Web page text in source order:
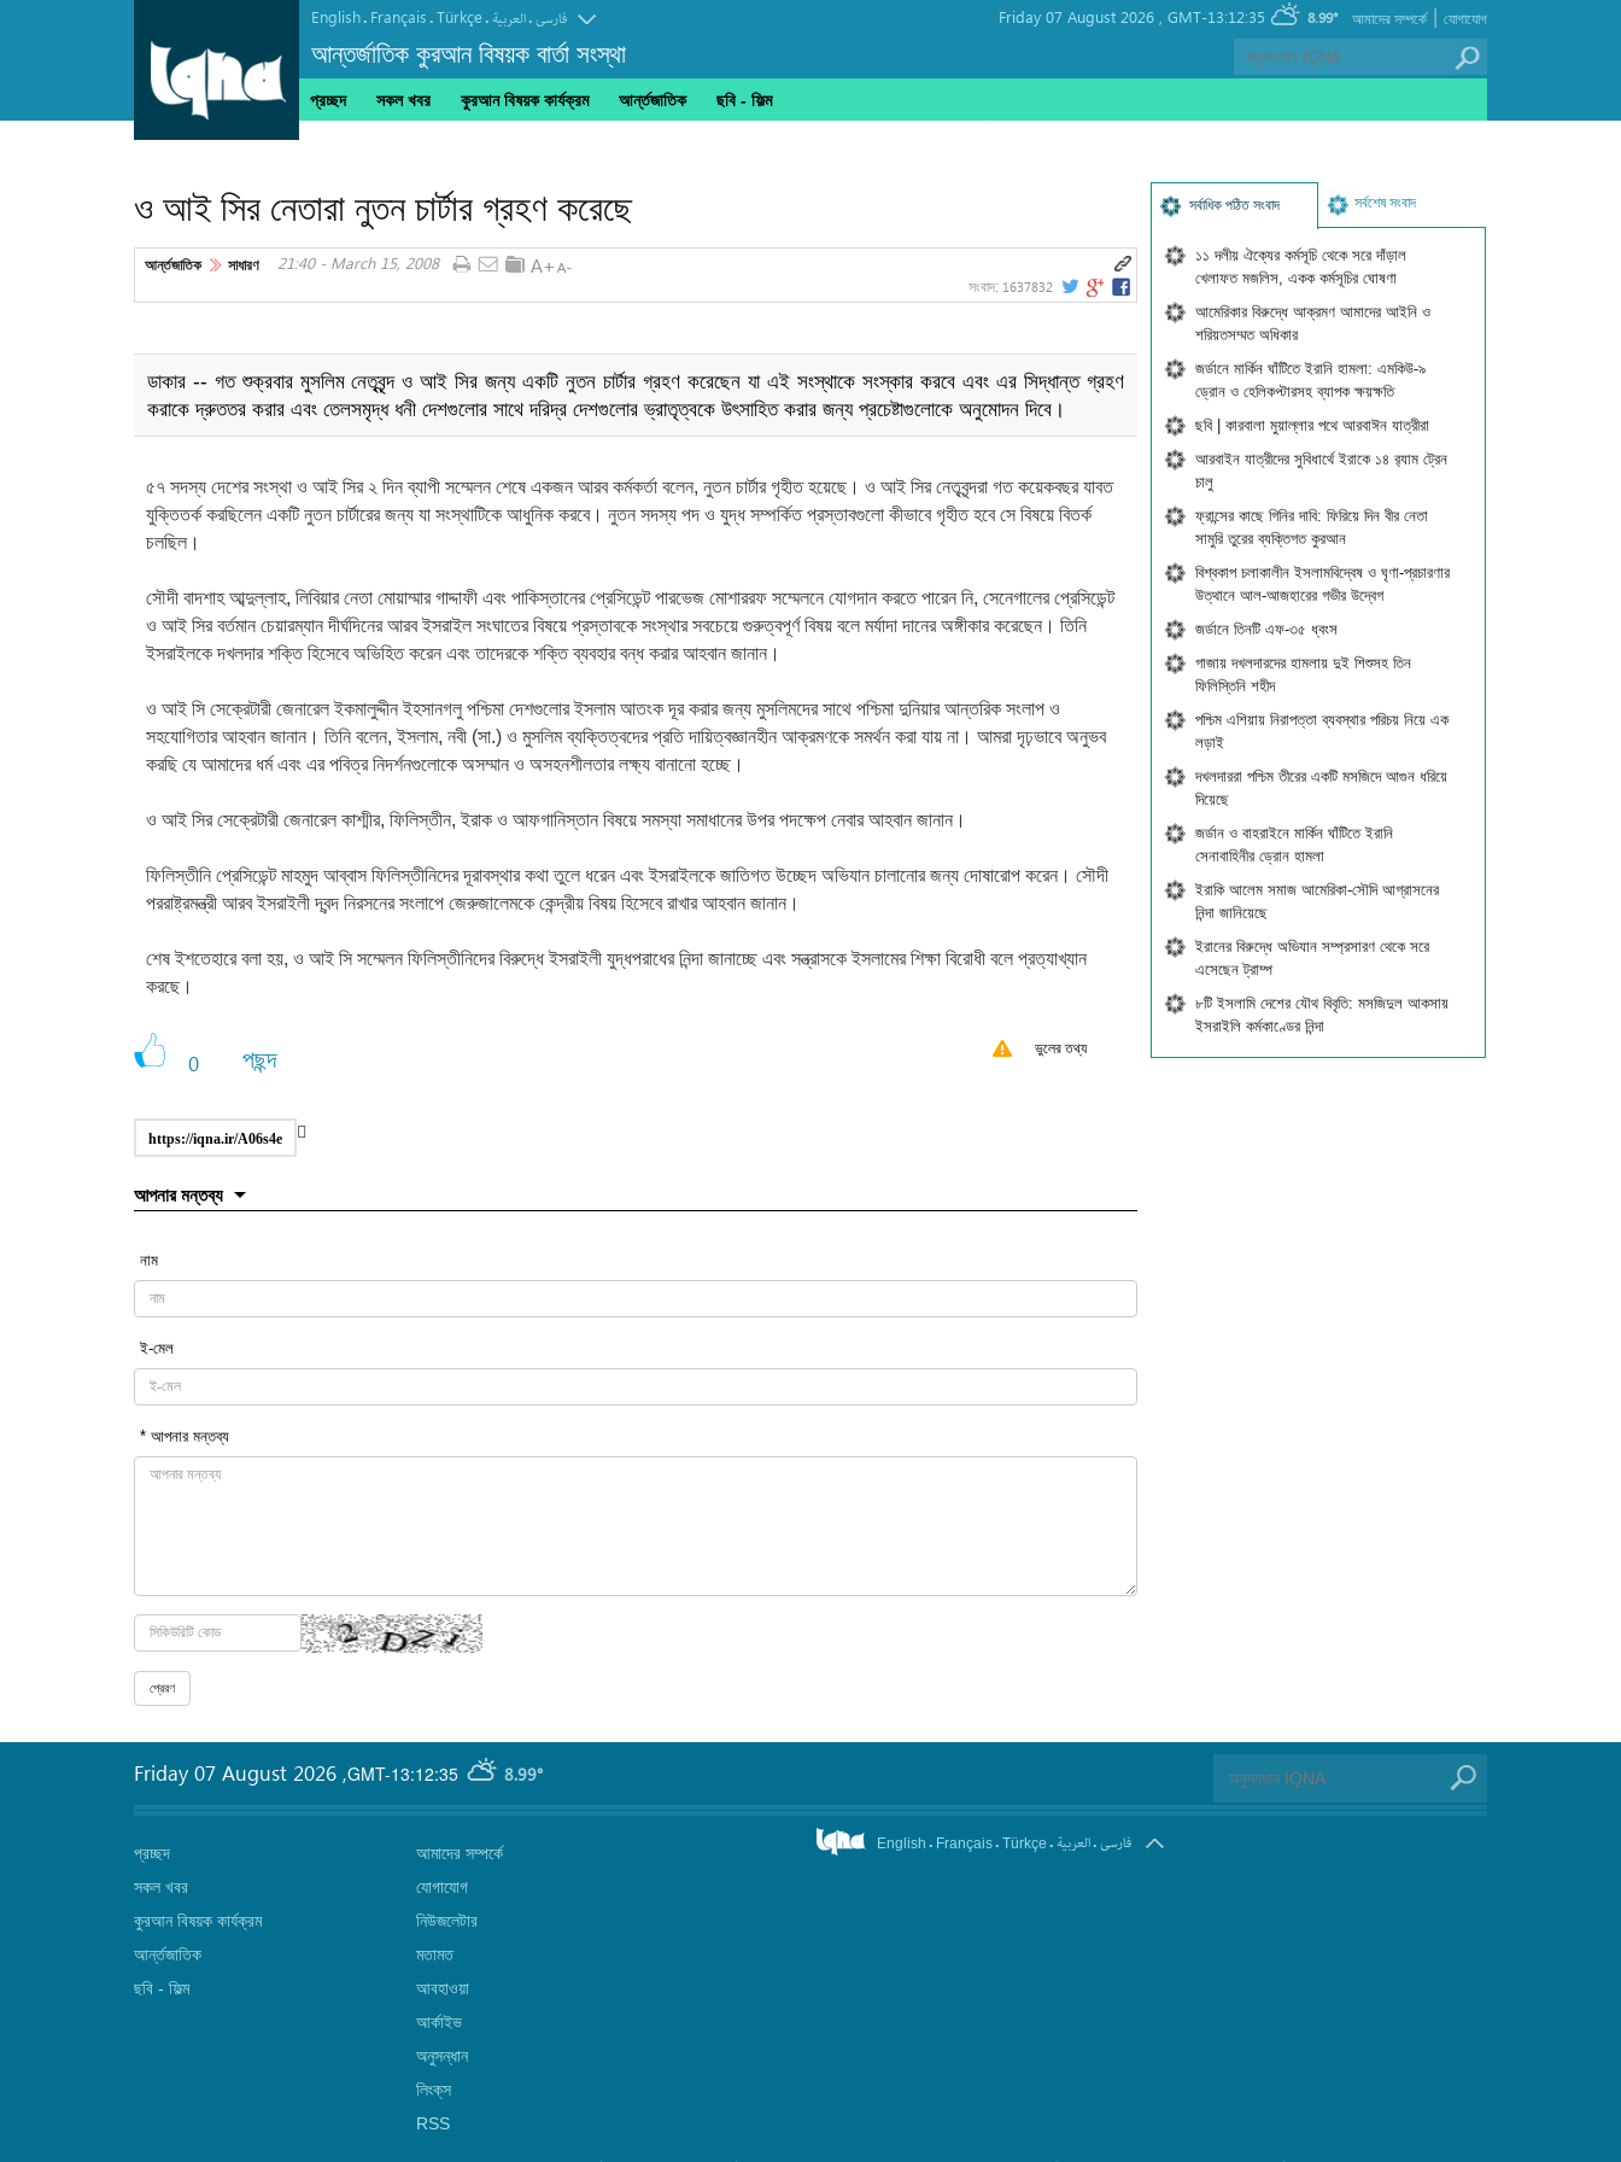
English. Français.Türkçe. العربیة.فارسی
আন্তর্জাতিক কুরআন বিষয়ক বার্তা সংস্থা
Friday 07 August 2026 , GMT-13:12:35 8.99° যোগাযোগ
|
আমাদের সম্পর্কে
প্রচ্ছদ সকল খবর কুরআন বিষয়ক কার্যক্রম আর্ন্তজাতিক ছবি‎ - ফিল্ম
ও আই সির নেতারা নুতন চার্টার গ্রহণ করেছে
আর্ন্তজাতিক সাধারণ 21:40 - March 15, 2008
সংবাদ: 1637832
ডাকার -- গত শুক্রবার মুসলিম নেতৃবৃন্দ ও আই সির জন্য একটি নুতন চার্টার গ্রহণ করেছেন যা এই সংস্থাকে সংস্কার করবে এবং এর সিদ্ধান্ত গ্রহণ
করাকে দ্রুততর করার এবং তেলসমৃদ্ধ ধনী দেশগুলোর সাথে দরিদ্র দেশগুলোর ভ্রাতৃত্বকে উৎসাহিত করার জন্য প্রচেষ্টাগুলোকে অনুমোদন দিবে।
৫৭ সদস্য দেশের সংস্থা ও আই সির ২ দিন ব্যাপী সম্মেলন শেষে একজন আরব কর্মকর্তা বলেন, নুতন চার্টার গৃহীত হয়েছে। ও আই সির নেতৃবৃন্দরা গত কয়েকবছর যাবত
যুক্তিতর্ক করছিলেন একটি নুতন চার্টারের জন্য যা সংস্থাটিকে আধুনিক করবে। নুতন সদস্য পদ ও যুদ্ধ সম্পর্কিত প্রস্তাবগুলো কীভাবে গৃহীত হবে সে বিষয়ে বিতর্ক
চলছিল।
সৌদী বাদশাহ আব্দুল্লাহ, লিবিয়ার নেতা মোয়াম্মার গাদ্দাফী এবং পাকিস্তানের প্রেসিডেন্ট পারভেজ মোশাররফ সম্মেলনে যোগদান করতে পারেন নি, সেনেগালের প্রেসিডেন্ট
ও আই সির বর্তমান চেয়ারম্যান দীর্ঘদিনের আরব ইসরাইল সংঘাতের বিষয়ে প্রস্তাবকে সংস্থার সবচেয়ে গুরুত্বপূর্ণ বিষয় বলে মর্যাদা দানের অঙ্গীকার করেছেন। তিনি
ইসরাইলকে দখলদার শক্তি হিসেবে অভিহিত করেন এবং তাদেরকে শক্তি ব্যবহার বন্ধ করার আহবান জানান।
ও আই সি সেক্রেটারী জেনারেল ইকমালুদ্দীন ইহসানগলু পশ্চিমা দেশগুলোর ইসলাম আতংক দূর করার জন্য মুসলিমদের সাথে পশ্চিমা দুনিয়ার আন্তরিক সংলাপ ও
সহযোগিতার আহবান জানান। তিনি বলেন, ইসলাম, নবী (সা.) ও মুসলিম ব্যক্তিত্বদের প্রতি দায়িত্বজ্ঞানহীন আক্রমণকে সমর্থন করা যায় না। আমরা দৃঢ়ভাবে অনুভব
করছি যে আমাদের ধর্ম এবং এর পবিত্র নিদর্শনগুলোকে অসম্মান ও অসহনশীলতার লক্ষ্য বানানো হচ্ছে।
ও আই সির সেক্রেটারী জেনারেল কাশ্মীর, ফিলিস্তীন, ইরাক ও আফগানিস্তান বিষয়ে সমস্যা সমাধানের উপর পদক্ষেপ নেবার আহবান জানান।
ফিলিস্তীনি প্রেসিডেন্ট মাহমুদ আব্বাস ফিলিস্তীনিদের দূরাবস্থার কথা তুলে ধরেন এবং ইসরাইলকে জাতিগত উচ্ছেদ অভিযান চালানোর জন্য দোষারোপ করেন। সৌদী
পররাষ্ট্রমন্ত্রী আরব ইসরাইলী দ্বন্দ নিরসনের সংলাপে জেরুজালেমকে কেন্দ্রীয় বিষয় হিসেবে রাখার আহবান জানান।
শেষ ইশতেহারে বলা হয়, ও আই সি সম্মেলন ফিলিস্তীনিদের বিরুদ্ধে ইসরাইলী যুদ্ধপরাধের নিন্দা জানাচ্ছে এবং সন্ত্রাসকে ইসলামের শিক্ষা বিরোধী বলে প্রত্যাখ্যান
করছে।
0 পছন্দ ভুলের তথ্য
https://iqna.ir/A06s4e
আপনার মন্তব্য
নাম
ই-মেল
* আপনার মন্তব্য
সর্বাধিক পঠিত সংবাদ সর্বশেষ সংবাদ
১১ দলীয় ঐক্যের কর্মসূচি থেকে সরে দাঁড়াল
খেলাফত মজলিস, একক কর্মসূচির ঘোষণা
আমেরিকার বিরুদ্ধে আক্রমণ আমাদের আইনি ও
শরিয়তসম্মত অধিকার
জর্ডানে মার্কিন ঘাঁটিতে ইরানি হামলা: এমকিউ-৯
ড্রোন ও হেলিকপ্টারসহ ব্যাপক ক্ষয়ক্ষতি
ছবি | কারবালা মুয়াল্লার পথে আরবাঈন যাত্রীরা
আরবাইন যাত্রীদের সুবিধার্থে ইরাকে ১৪ র‍্যাম ট্রেন
চালু
ফ্রান্সের কাছে গিনির দাবি: ফিরিয়ে দিন বীর নেতা
সামুরি তুরের ব্যক্তিগত কুরআন
বিশ্বকাপ চলাকালীন ইসলামবিদ্বেষ ও ঘৃণা-প্রচারণার
উত্থানে আল-আজহারের গভীর উদ্বেগ
জর্ডানে তিনটি এফ-৩৫ ধ্বংস
গাজায় দখলদারদের হামলায় দুই শিশুসহ তিন
ফিলিস্তিনি শহীদ
পশ্চিম এশিয়ায় নিরাপত্তা ব্যবস্থার পরিচয় নিয়ে এক
লড়াই
দখলদাররা পশ্চিম তীরের একটি মসজিদে আগুন ধরিয়ে
দিয়েছে
জর্ডান ও বাহরাইনে মার্কিন ঘাঁটিতে ইরানি
সেনাবাহিনীর ড্রোন হামলা
ইরাকি আলেম সমাজ আমেরিকা-সৌদি আগ্রাসনের
নিন্দা জানিয়েছে
ইরানের বিরুদ্ধে অভিযান সম্প্রসারণ থেকে সরে
এসেছেন ট্রাম্প
৮টি ইসলামি দেশের যৌথ বিবৃতি: মসজিদুল আকসায়
ইসরাইলি কর্মকাণ্ডের নিন্দা
GMT-13:12:35 8.99°
Friday 07 August 2026 ,
প্রচ্ছদ
সকল খবর
কুরআন বিষয়ক কার্যক্রম
আর্ন্তজাতিক
ছবি‎ - ফিল্ম
আমাদের সম্পর্কে
যোগাযোগ
নিউজলেটার
মতামত
আবহাওয়া
আর্কাইভ
অনুসন্ধান
লিংক্‌স
RSS
English . Français. Türkçe . العربیة.فارسی